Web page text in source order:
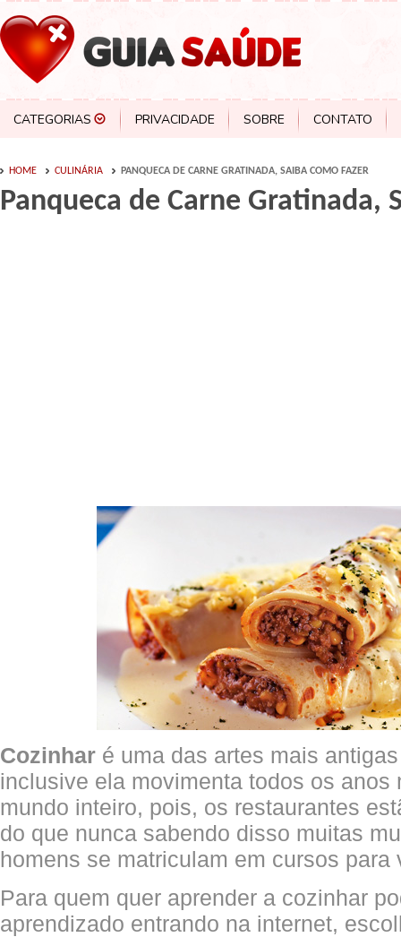
CATEGORIAS PRIVACIDADE SOBRE CONTATO
HOME CULINÁRIA PANQUECA DE CARNE GRATINADA, SAIBA COMO FAZER
Panqueca de Carne Gratinada,
Cozinhar é uma das artes mais
inclusive ela movimenta todos os anos
mundo inteiro, pois, os restaurantes
do que nunca sabendo disso muitas
homens se matriculam em cursos
Para quem quer aprender a cozinhar
aprendizado entrando na internet,